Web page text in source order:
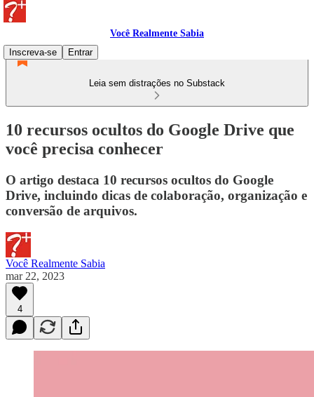
Você Realmente Sabia
Inscreva-se
Entrar
Leia sem distrações no Substack
10 recursos ocultos do Google Drive que
você precisa conhecer
O artigo destaca 10 recursos ocultos do Google
Drive, incluindo dicas de colaboração, organização e
conversão de arquivos.
Você Realmente Sabia
mar 22, 2023
4